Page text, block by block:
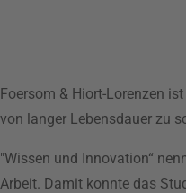
Foersom & Hiort-Lorenzen
von langer Lebensdauer zu
"Wissen und Innovation“
Arbeit. Damit konnte das